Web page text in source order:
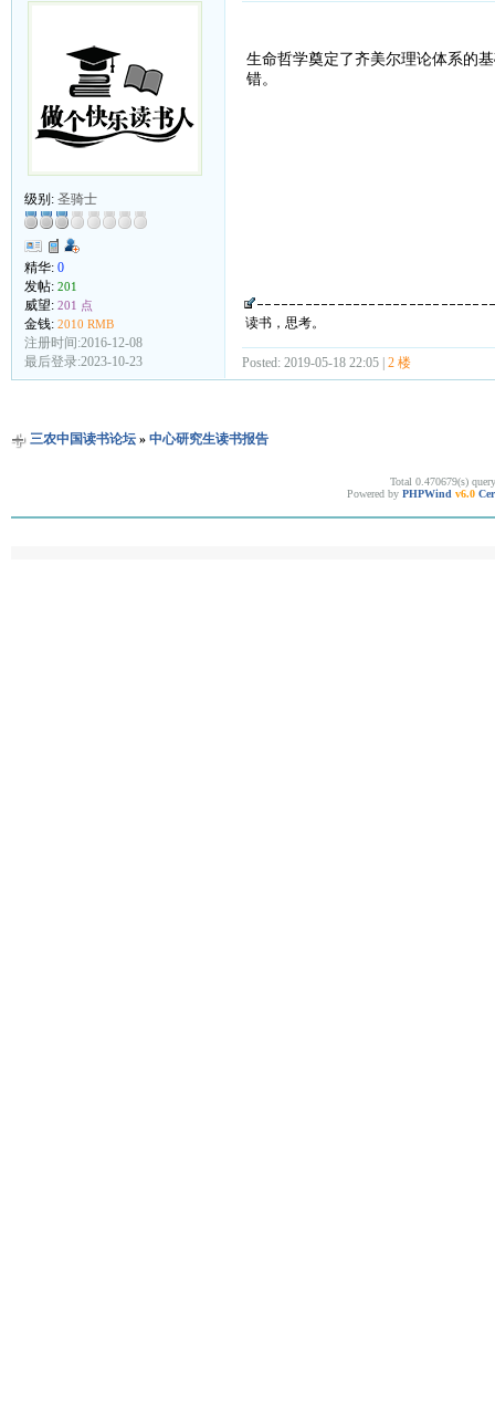
级别: 圣骑士
精华: 0
发帖: 201
威望: 201 点
金钱: 2010 RMB
注册时间:2016-12-08
最后登录:2023-10-23
生命哲学奠定了齐美尔理论体系的
错。
读书，思考。
Posted: 2019-05-18 22:05 | 2 楼
三农中国读书论坛» 中心研究生读书报告
Total 0.470679(s)
Powered by PHPWind v6.0